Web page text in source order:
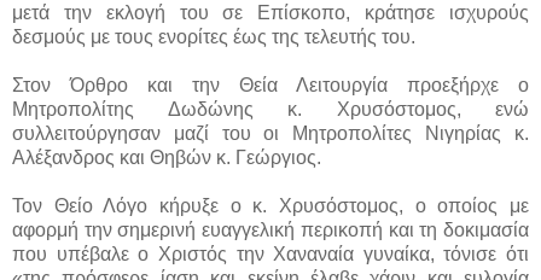
μετά την εκλογή του σε Επίσκοπο, κράτησε ισχυρούς
δεσμούς με τους ενορίτες έως της τελευτής του.
Στον Όρθρο και την Θεία Λειτουργία προεξήρχε ο
Μητροπολίτης Δωδώνης κ. Χρυσόστομος, ενώ
συλλειτούργησαν μαζί του οι Μητροπολίτες Νιγηρίας κ.
Αλέξανδρος και Θηβών κ. Γεώργιος.
Τον Θείο Λόγο κήρυξε ο κ. Χρυσόστομος, ο οποίος με
αφορμή την σημερινή ευαγγελική περικοπή και τη δοκιμασία
που υπέβαλε ο Χριστός την Χαναναία γυναίκα, τόνισε ότι